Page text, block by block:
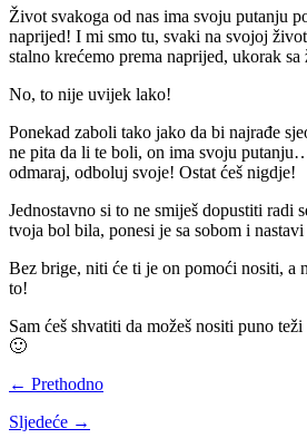
Život svakoga od nas ima svoju putanju
naprijed! I mi smo tu, svaki na svojoj
stalno krećemo prema naprijed, ukorak
No, to nije uvijek lako!
Ponekad zaboli tako jako da bi najrađe
ne pita da li te boli, on ima svoju
odmaraj, odboluj svoje! Ostat ćeš nigdje!
Jednostavno si to ne smiješ dopustiti radi
tvoja bol bila, ponesi je sa sobom i
Bez brige, niti će ti je on pomoći nositi, a
to!
Sam ćeš shvatiti da možeš nositi puno
🙂
← Prethodno
Sljedeće →